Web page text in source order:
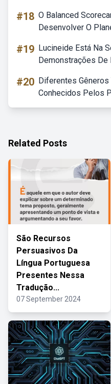
#18 O Balanced
Desenvolver O
#19 Lucineide Está Na
Demonstrações De
#20 Diferentes
Conhecidos Pelos
Related Posts
São Recursos
Persuasivos Da
Língua Portuguesa
Presentes Nessa
Tradução...
07 September 2024